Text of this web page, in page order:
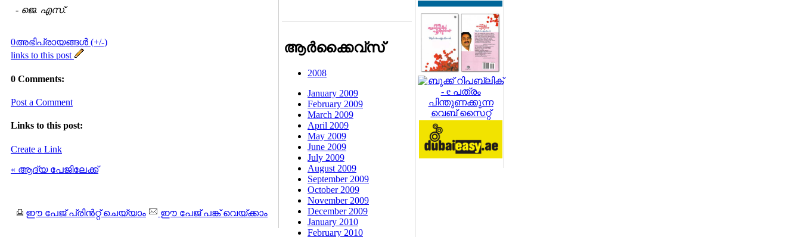
- ജെ. എസ്.
0അഭിപ്രായങ്ങള്‍ (+/-)
links to this post
0 Comments:
Post a Comment
Links to this post:
Create a Link
« ആദ്യ പേജിലേക്ക്
ഈ പേജ് പ്രിന്‍റ്റ് ചെയ്യാം ഈ പേജ് പങ്ക് വെയ്ക്കാം
ആര്‍ക്കൈവ്സ്
2008
January 2009
February 2009
March 2009
April 2009
May 2009
June 2009
July 2009
August 2009
September 2009
October 2009
November 2009
December 2009
January 2010
February 2010